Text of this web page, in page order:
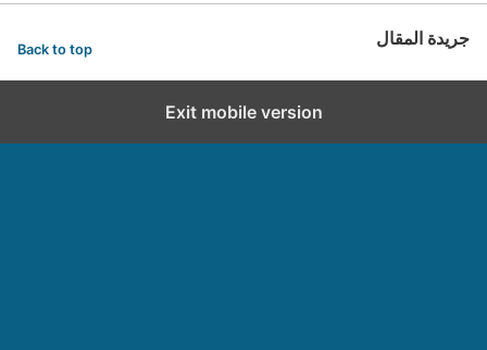
جريدة المقال Back to top
Exit mobile version